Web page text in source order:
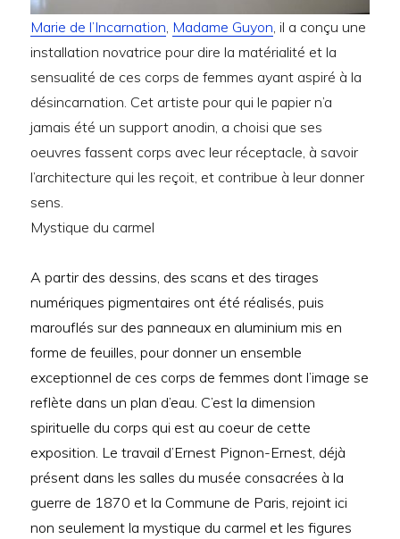
Marie de l’Incarnation Madame Guyon , il a conçu une
installation novatrice pour dire la matérialité et la
sensualité de ces corps de femmes ayant aspiré à la
désincarnation. Cet artiste pour qui le papier n’a
jamais été un support anodin, a choisi que ses
oeuvres fassent corps avec leur réceptacle, à savoir
l’architecture qui les reçoit, et contribue à leur donner
sens.
Mystique du carmel
A partir des dessins, des scans et des tirages
numériques pigmentaires ont été réalisés, puis
marouflés sur des panneaux en aluminium mis en
forme de feuilles, pour donner un ensemble
exceptionnel de ces corps de femmes dont l’image se
reflète dans un plan d’eau. C’est la dimension
spirituelle du corps qui est au coeur de cette
exposition. Le travail d’Ernest Pignon-Ernest, déjà
présent dans les salles du musée consacrées à la
guerre de 1870 et la Commune de Paris, rejoint ici
non seulement la mystique du carmel et les figures